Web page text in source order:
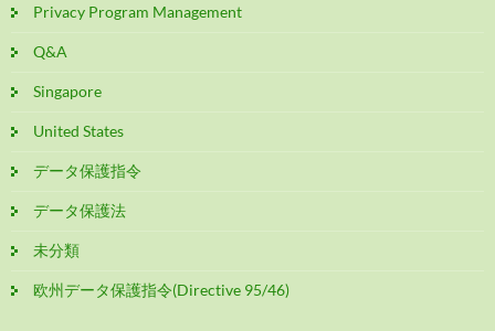
Privacy Program Management
Q&A
Singapore
United States
データ保護指令
データ保護法
未分類
欧州データ保護指令(Directive 95/46)